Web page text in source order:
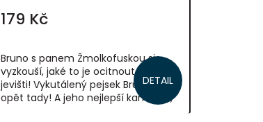
179 Kč
DETAIL
Bruno s panem Žmolkofuskou si
vyzkouší, jaké to je ocitnout se na
jevišti! Vykutálený pejsek Bruno je
opět tady! A jeho nejlepší kamarád,